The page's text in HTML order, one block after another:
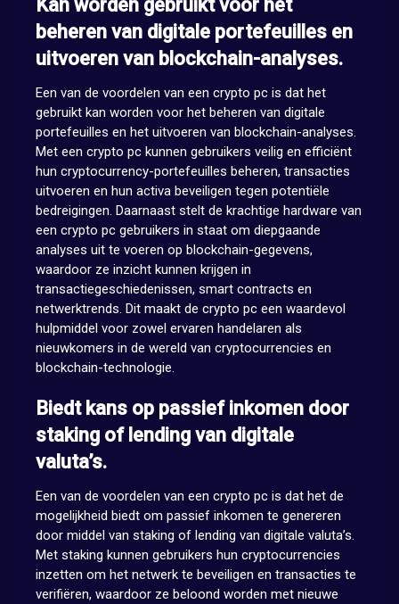
Kan worden gebruikt voor het
beheren van digitale portefeuilles en
uitvoeren van blockchain-analyses.
Een van de voordelen van een crypto pc is dat het
gebruikt kan worden voor het beheren van digitale
portefeuilles en het uitvoeren van blockchain-analyses.
Met een crypto pc kunnen gebruikers veilig en efficiënt
hun cryptocurrency-portefeuilles beheren, transacties
uitvoeren en hun activa beveiligen tegen potentiële
bedreigingen. Daarnaast stelt de krachtige hardware van
een crypto pc gebruikers in staat om diepgaande
analyses uit te voeren op blockchain-gegevens,
waardoor ze inzicht kunnen krijgen in
transactiegeschiedenissen, smart contracts en
netwerktrends. Dit maakt de crypto pc een waardevol
hulpmiddel voor zowel ervaren handelaren als
nieuwkomers in de wereld van cryptocurrencies en
blockchain-technologie.
Biedt kans op passief inkomen door
staking of lending van digitale
valuta’s.
Een van de voordelen van een crypto pc is dat het de
mogelijkheid biedt om passief inkomen te genereren
door middel van staking of lending van digitale valuta’s.
Met staking kunnen gebruikers hun cryptocurrencies
inzetten om het netwerk te beveiligen en transacties te
verifiëren, waardoor ze beloond worden met nieuwe